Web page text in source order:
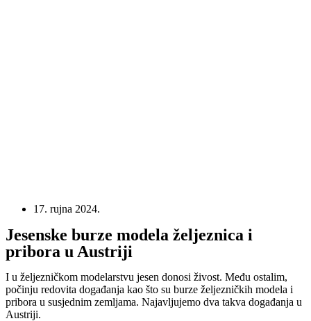
17. rujna 2024.
Jesenske burze modela željeznica i
pribora u Austriji
I u željezničkom modelarstvu jesen donosi živost. Među ostalim,
počinju redovita događanja kao što su burze željezničkih modela i
pribora u susjednim zemljama. Najavljujemo dva takva događanja u
Austriji.